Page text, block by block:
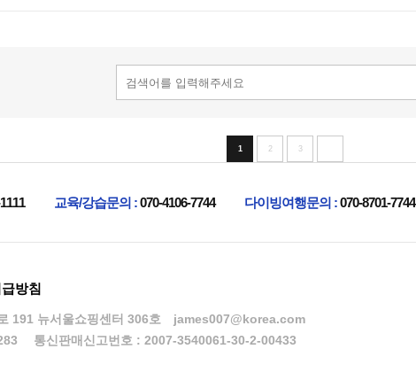
1 2 3
교육/강습문의 :070-4106-7744 다이빙여행문의 :070-8701-7744
방침
191 뉴서울쇼핑센터 306호
james007@korea.com
통신판매신고번호 : 2007-3540061-30-2-00433